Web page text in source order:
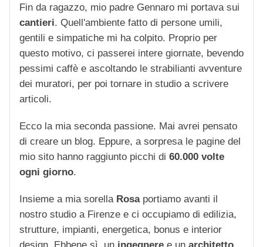
Fin da ragazzo, mio padre Gennaro mi portava sui
cantieri. Quell'ambiente fatto di persone umili,
gentili e simpatiche mi ha colpito. Proprio per
questo motivo, ci passerei intere giornate, bevendo
pessimi caffè e ascoltando le strabilianti avventure
dei muratori, per poi tornare in studio a scrivere
articoli.
Ecco la mia seconda passione. Mai avrei pensato
di creare un blog. Eppure, a sorpresa le pagine del
mio sito hanno raggiunto picchi di 60.000 volte
ogni giorno.
Insieme a mia sorella Rosaportiamo avanti il
nostro studio a Firenze e ci occupiamo di edilizia,
strutture, impianti, energetica, bonus e interior